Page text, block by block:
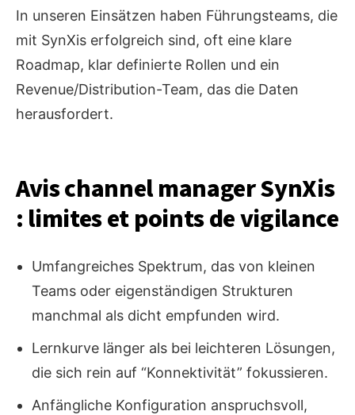
In unseren Einsätzen haben Führungsteams, die
mit SynXis erfolgreich sind, oft eine klare
Roadmap, klar definierte Rollen und ein
Revenue/Distribution-Team, das die Daten
herausfordert.
Avis channel manager SynXis
: limites et points de vigilance
Umfangreiches Spektrum, das von kleinen
Teams oder eigenständigen Strukturen
manchmal als dicht empfunden wird.
Lernkurve länger als bei leichteren Lösungen,
die sich rein auf “Konnektivität” fokussieren.
Anfängliche Konfiguration anspruchsvoll,